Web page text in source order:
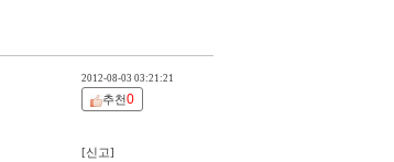
2012-08-03 03:21:21
추천0
[신고]